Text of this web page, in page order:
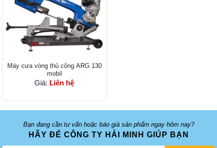
Máy cưa vòng thủ công ARG 130
mobil
Giá: Liên hệ
Bạn đang cần tư vấn hoặc báo giá sản phẩm ngay hôm nay?
HÃY ĐỂ CÔNG TY HẢI MINH GIÚP BẠN